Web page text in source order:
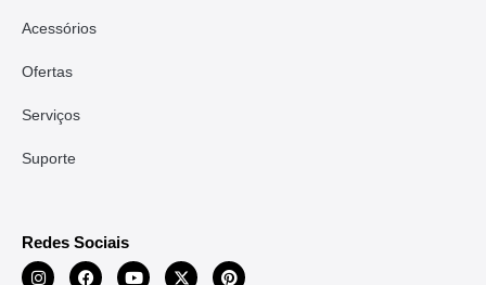
Acessórios
Ofertas
Serviços
Suporte
Redes Sociais